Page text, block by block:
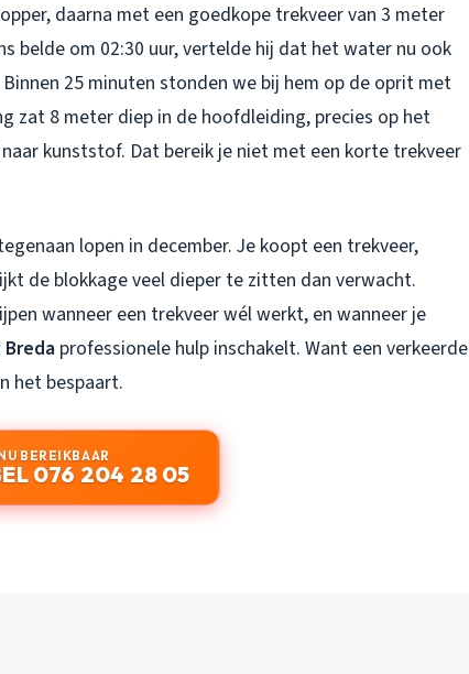
daarna met een goedkope trekveer van 3 meter
belde om 02:30 uur, vertelde hij dat het water nu ook
25 minuten stonden we bij hem op de oprit met
zat 8 meter diep in de hoofdleiding, precies op het
kunststof. Dat bereik je niet met een korte trekveer
lopen in december. Je koopt een trekveer,
de blokkage veel dieper te zitten dan verwacht.
wanneer een trekveer wél werkt, en wanneer je
professionele hulp inschakelt. Want een verkeerde
het bespaart.
BEREIKBAAR
076 204 28 05